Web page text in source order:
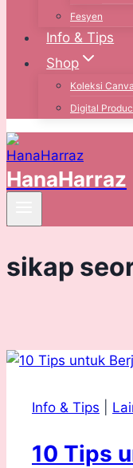
Fesyen
Info & Tips
Shop
Koleksi
Digital
HanaHarraz
sikap
Info & Tips
10 Tips